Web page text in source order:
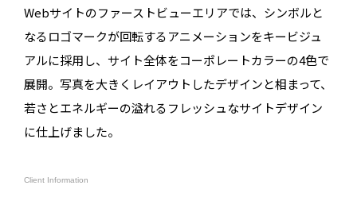
Webサイトのファーストビューエリアでは、シンボルと
なるロゴマークが回転するアニメーションをキービジュ
アルに採用し、サイト全体をコーポレートカラーの4色で
展開。写真を大きくレイアウトしたデザインと相まって、
若さとエネルギーの溢れるフレッシュなサイトデザイン
に仕上げました。
Client Information